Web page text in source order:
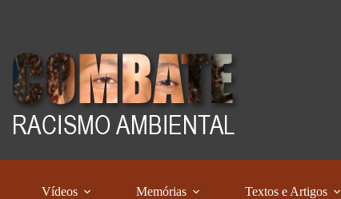
Vídeos Memórias Textos e Artigos